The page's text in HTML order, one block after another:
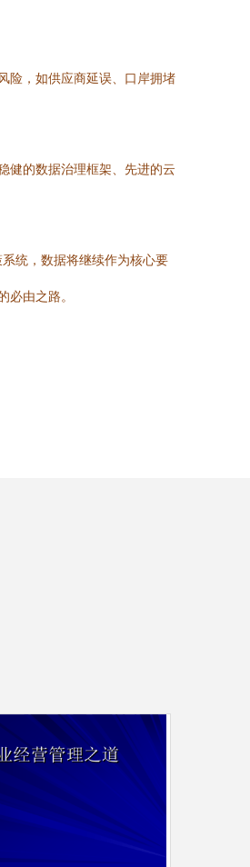
险，如供应商延误、口岸拥堵
健的数据治理框架、先进的云
统，数据将继续作为核心要
由之路。